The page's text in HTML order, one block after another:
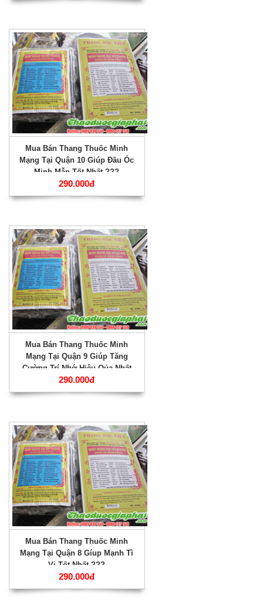
Mua Bán Thang Thuốc Minh
Mạng Tại Quận 10 Giúp Đầu Óc
Minh Mẫn Tốt Nhất ???
290.000đ
Mua Bán Thang Thuốc Minh
Mạng Tại Quận 9 Giúp Tăng
Cường Trí Nhớ Hiệu Qủa Nhất
???
290.000đ
Mua Bán Thang Thuốc Minh
Mạng Tại Quận 8 Gíup Mạnh Tì
Vị Tốt Nhất ???
290.000đ